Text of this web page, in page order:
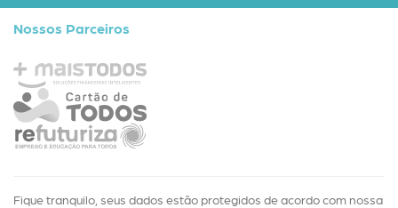
Nossos Parceiros
Fique tranquilo, seus dados estão protegidos de acordo com nossa